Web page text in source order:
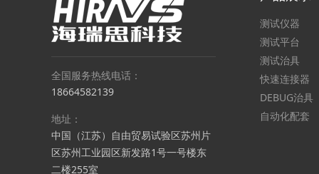
测试仪器
测试平台
测试治具
快速连接器
DEBUG治具
自动化配套
全国服务热线电话：
18664582139
地址：
中国（江苏）自由贸易试验区苏州片
区苏州工业园区新发路1号一号楼东
二楼255室